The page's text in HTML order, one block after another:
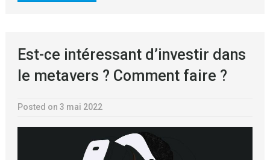
Est-ce intéressant d’investir dans
le metavers ? Comment faire ?
Posted on 3 mai 2022